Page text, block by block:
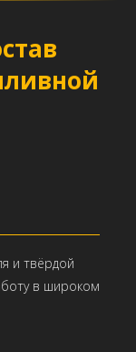
и твёрдой
в широком